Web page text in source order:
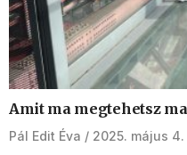
Amit ma megtehetsz
Pál Edit Éva 2025. május 4.